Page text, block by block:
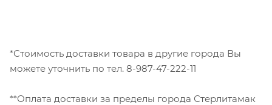
*Стоимость доставки товара в другие города Вы
можете уточнить по тел. 8-987-47-222-11
**Оплата доставки за пределы города Стерлитамак